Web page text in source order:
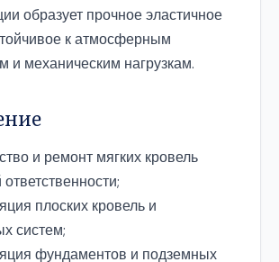
образует прочное эластичное
к атмосферным
и механическим нагрузкам.
и ремонт мягких кровель
плоских кровель и
систем;
фундаментов и подземных